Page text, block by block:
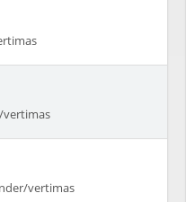
vertimas
vertimas